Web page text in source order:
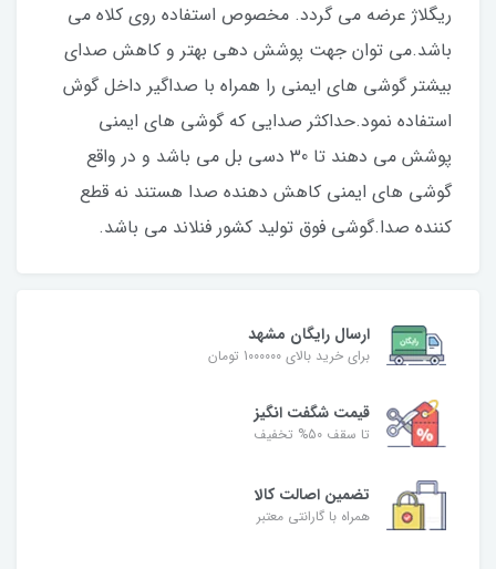
ریگلاژ عرضه می گردد. مخصوص استفاده روی کلاه می
باشد.می توان جهت پوشش دهی بهتر و کاهش صدای
بیشتر گوشی های ایمنی را همراه با صداگیر داخل گوش
استفاده نمود.حداکثر صدایی که گوشی های ایمنی
پوشش می دهند تا 30 دسی بل می باشد و در واقع
گوشی های ایمنی کاهش دهنده صدا هستند نه قطع
کننده صدا.گوشی فوق تولید کشور فنلاند می باشد.
ارسال رایگان مشهد
برای خرید بالای 1000000 تومان
قیمت شگفت‌ انگیز
تا سقف 50% تخفیف
تضمین اصالت کالا
همراه با گارانتی معتبر